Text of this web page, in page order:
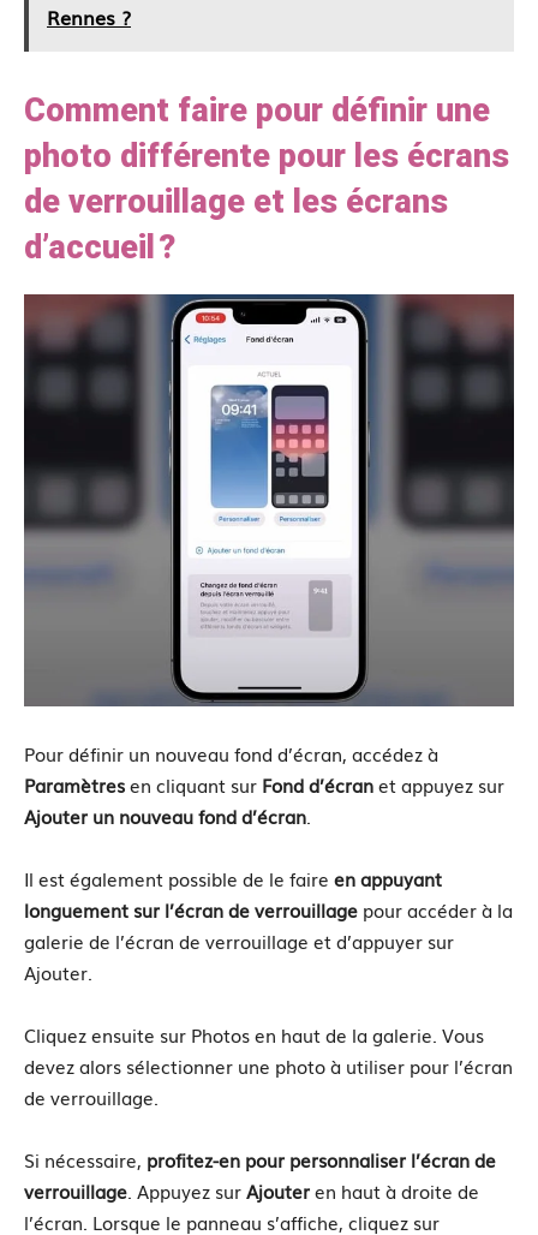
Rennes ?
Comment faire pour définir une
photo différente pour les écrans
de verrouillage et les écrans
d’accueil ?
Pour définir un nouveau fond d’écran, accédez à
Paramètresen cliquant sur Fond d’écranet appuyez sur
Ajouter un nouveau fond d’écran.
Il est également possible de le faire en appuyant
longuement sur l’écran de verrouillage pour accéder à la
galerie de l’écran de verrouillage et d’appuyer sur
Ajouter.
Cliquez ensuite sur Photos en haut de la galerie. Vous
devez alors sélectionner une photo à utiliser pour l’écran
de verrouillage.
Si nécessaire, profitez-en pour personnaliser l’écran de
verrouillage. Appuyez surAjouteren haut à droite de
l’écran. Lorsque le panneau s’affiche, cliquez sur